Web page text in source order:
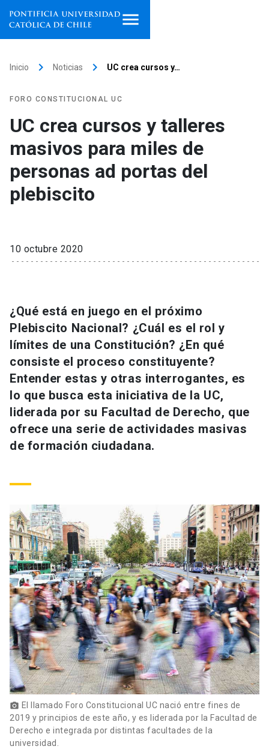
institutos
Investigación
Internacionalización
Vinculación
Información para keyboard_arrow_down
Futuros estudiantes
Estudiantes
Académicos
Personal
Padres y familia
Vecinos launch
Go to english site
ACCESOS DIRECTOS
Admisión launch
Mi Cuenta UC launch
Correo UC launch
Donaciones launch
Inicio keyboard_arrow_right Noticias keyboard_arrow_right UC crea cursos y…
FORO CONSTITUCIONAL UC
UC crea cursos y talleres
masivos para miles de
personas ad portas del
plebiscito
10 octubre 2020
¿Qué está en juego en el próximo
Plebiscito Nacional? ¿Cuál es el rol y
límites de una Constitución? ¿En qué
consiste el proceso constituyente?
Entender estas y otras interrogantes, es
lo que busca esta iniciativa de la UC,
liderada por su Facultad de Derecho, que
ofrece una serie de actividades masivas
de formación ciudadana.
photo_camera El llamado Foro Constitucional UC nació entre fines de
2019 y principios de este año, y es liderada por la Facultad de
Derecho e integrada por distintas facultades de la
universidad.